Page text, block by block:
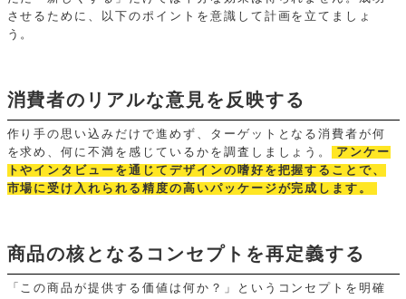
させるために、以下のポイントを意識して計画を立てましょ
う。
消費者のリアルな意見を反映する
作り手の思い込みだけで進めず、ターゲットとなる消費者が何
を求め、何に不満を感じているかを調査しましょう。
アンケー
トやインタビューを通じてデザインの嗜好を把握することで、
市場に受け入れられる精度の高いパッケージが完成します。
商品の核となるコンセプトを再定義する
「この商品が提供する価値は何か？」というコンセプトを明確